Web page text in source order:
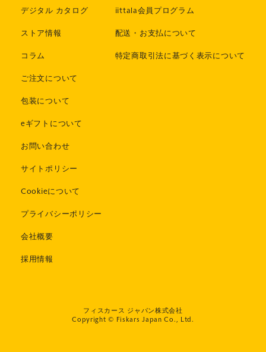
デジタル カタログ
ストア情報
コラム
ご注文について
包装について
eギフトについて
iittala会員プログラム
配送・お支払について
特定商取引法に基づく表示について
お問い合わせ
サイトポリシー
Cookieについて
プライバシーポリシー
会社概要
採用情報
フィスカース ジャパン株式会社
Copyright © Fiskars Japan Co., Ltd.